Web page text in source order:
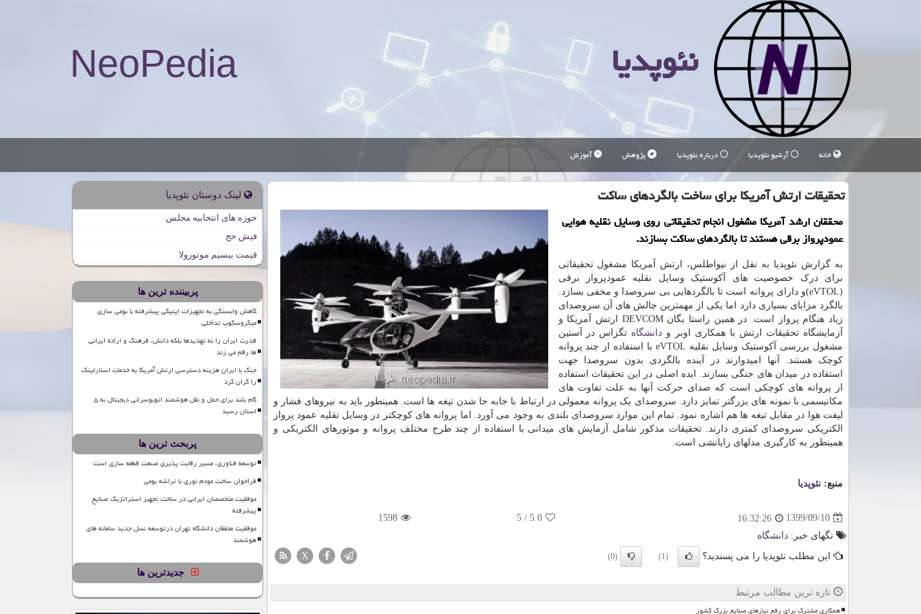
نئوپدیا NeoPedia
خانه آرشیو نئوپدیا درباره نئوپدیا پژوهش آموزش
تحقیقات ارتش آمریكا برای ساخت بالگردهای ساكت
محققان ارشد آمریكا مشغول انجام تحقیقاتی روی وسایل نقلیه هوایی
عمودپرواز برقی هستند تا بالگردهای ساكت بسازند.
به گزارش نئوپدیا به نقل از نیواطلس، ارتش آمریکا مشغول تحقیقاتی
برای درک خصوصیت های آکوستیک وسایل نقلیه عمودپرواز برقی
(eVTOL)و دارای پروانه است تا بالگردهایی بی سروصدا و مخفی بسازد.
بالگرد مزایای بسیاری دارد اما یکی از مهمترین چالش های آن سروصدای
زیاد هنگام پرواز است. در همین راستا یگان DEVCOM ارتش آمریکا و
آزمایشگاه تحقیقات ارتش با همکاری اوبر و دانشگاه تگزاس در آستین
مشغول بررسی آکوستیک وسایل نقلیه eVTOL با استفاده از چند پروانه
کوچک هستند. آنها امیدوارند در آینده بالگردی بدون سروصدا جهت
استفاده در میدان های جنگی بسازند. ایده اصلی در این تحقیقات استفاده
از پروانه های کوچکی است که صدای حرکت آنها به علت تفاوت های
مکانیسمی با نمونه های بزرگتر تمایز دارد. سروصدای یک پروانه معمولی در ارتباط با جابه جا شدن تیغه ها است. همینطور باید به نیروهای فشار و
لیفت هوا در مقابل تیغه ها هم اشاره نمود. تمام این موارد سروصدای بلندی به وجود می آورد. اما پروانه های کوچکتر در وسایل نقلیه عمود پرواز
الکتریکی سروصدای کمتری دارند. تحقیقات مذکور شامل آزمایش های میدانی با استفاده از چند طرح مختلف پروانه و موتورهای الکتریکی و
همینطور به کارگیری مدلهای رایانشی است.
منبع: نئوپدیا
1399/09/10
16:32:26
5.0
/
5
1598
تگهای خبر: دانشگاه
این مطلب نئوپدیا را می پسندید؟
(1)
(0)
X
تازه ترین مطالب مرتبط
همکاری مشترک برای رفع نیازهای صنایع بزرگ کشور
لینک دوستان نئوپدیا
حوزه های انتخابیه مجلس
فیش حج
قیمت بیسیم موتورولا
پربیننده ترین ها
کاهش وابستگی به تجهیزات اپتیکی پیشرفته با بومی سازی
میکروسکوپ تداخلی
قدرت ایران را نه تهدیدها بلکه دانش، فرهنگ و اراده ایرانی
ها رقم می زند
جنگ با ایران هزینه دسترسی ارتش آمریکا به خدمات استارلینک
را گران کرد
گام بلند برای حمل و نقل هوشمند اتوبوسرانی دیجیتال به ۵
استان رسید
پربحث ترین ها
توسعه فناوری، مسیر رقابت پذیری صنعت قطعه سازی است
فراخوان ساخت مودم نوری با تراشه بومی
موفقیت متخصصان ایرانی در ساخت تجهیز استراتژیک صنایع
پیشرفته
موفقیت محققان دانشگاه تهران درتوسعه نسل جدید سامانه های
هوشمند
جدیدترین ها